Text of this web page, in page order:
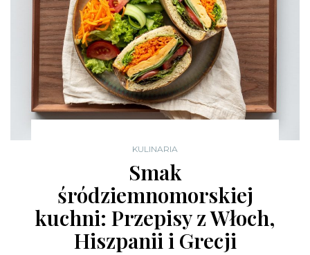
KULINARIA
Smak
śródziemnomorskiej
kuchni: Przepisy z Włoch,
Hiszpanii i Grecji